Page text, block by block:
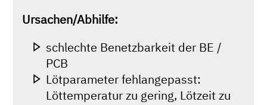
Ursachen/Abhilfe:
schlechte Benetzbarkeit der BE /
PCB
Lötparameter fehlangepasst:
Löttemperatur zu gering, Lötzeit zu